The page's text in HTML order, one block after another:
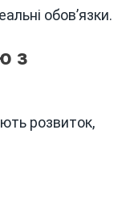
обов’язки.
з
розвиток,